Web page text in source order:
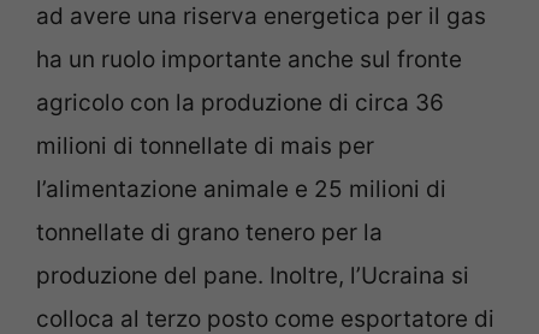
ad avere una riserva energetica per il gas
ha un ruolo importante anche sul fronte
agricolo con la produzione di circa 36
milioni di tonnellate di mais per
l’alimentazione animale e 25 milioni di
tonnellate di grano tenero per la
produzione del pane. Inoltre, l’Ucraina si
colloca al terzo posto come esportatore di